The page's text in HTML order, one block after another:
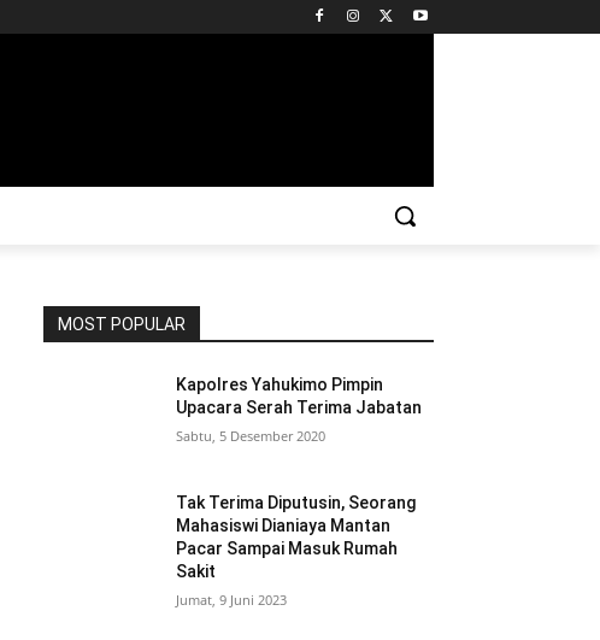
MOST POPULAR
Kapolres Yahukimo Pimpin
Upacara Serah Terima Jabatan
Sabtu, 5 Desember 2020
Tak Terima Diputusin, Seorang
Mahasiswi Dianiaya Mantan
Pacar Sampai Masuk Rumah
Sakit
Jumat, 9 Juni 2023